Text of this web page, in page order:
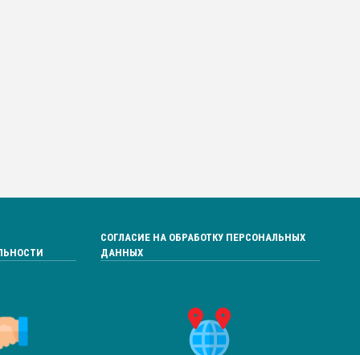
СОГЛАСИЕ НА ОБРАБОТКУ ПЕРСОНАЛЬНЫХ
ДАННЫХ